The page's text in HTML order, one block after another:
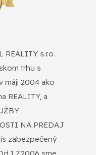
REALITY s.r.o.
trhu s
máji 2004 ako
REALITY, a
NA PREDAJ
zabezpečený